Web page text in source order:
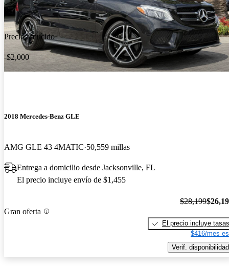
Precio reducido
-$2,000
2018 Mercedes-Benz GLE
AMG GLE 43 4MATIC 50,559 millas
Entrega a domicilio desde Jacksonville, FL
El precio incluye envío de $1,455
Gran oferta
$28,199
El precio incluye tasas
$416/mes
Verif. disponibilidad